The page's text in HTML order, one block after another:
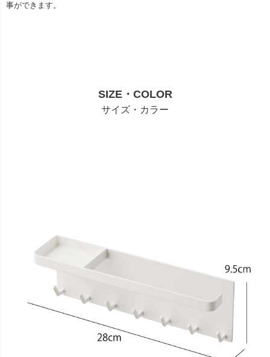
事ができます。
SIZE・COLOR
サイズ・カラー